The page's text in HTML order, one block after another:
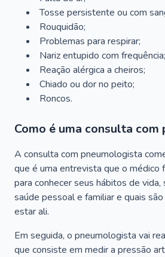
Tosse persistente ou com
Rouquidão;
Problemas para respirar;
Nariz entupido com frequência;
Reação alérgica a cheiros;
Chiado ou dor no peito;
Roncos.
Como é uma consulta
A consulta com pneumologista
que é uma entrevista que o médico
para conhecer seus hábitos de vida,
saúde pessoal e familiar e quais
estar ali.
Em seguida, o pneumologista vai
que consiste em medir a pressão